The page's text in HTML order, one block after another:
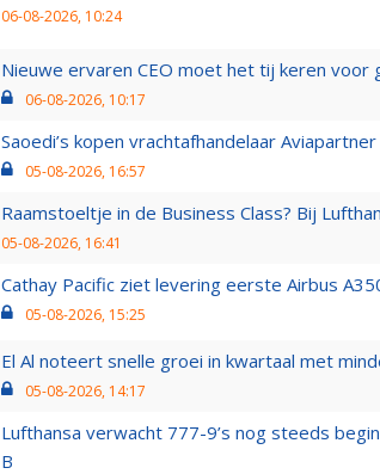
06-08-2026, 10:24
Nieuwe ervaren CEO moet het tij keren voor
06-08-2026, 10:17
Saoedi’s kopen vrachtafhandelaar
05-08-2026, 16:57
Raamstoeltje in de Business Class? Bij
05-08-2026, 16:41
Cathay Pacific ziet levering eerste Airbus
05-08-2026, 15:25
El Al noteert snelle groei in kwartaal met
05-08-2026, 14:17
Lufthansa verwacht 777-9’s nog steeds
B